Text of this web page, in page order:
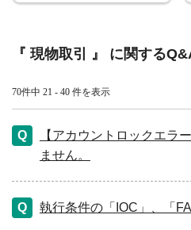
『 現物取引 』 に関する
70件中 21 - 40 件を表示
【アカウントロックエラ
ません。
執行条件の「IOC」、「